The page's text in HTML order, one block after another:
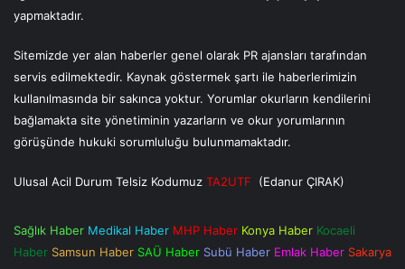
yapmaktadır.
Sitemizde yer alan haberler genel olarak PR ajansları tarafından
servis edilmektedir. Kaynak göstermek şartı ile haberlerimizin
kullanılmasında bir sakınca yoktur. Yorumlar okurların kendilerini
bağlamakta site yönetiminin yazarların ve okur yorumlarının
görüşünde hukuki sorumluluğu bulunmamaktadır.
Ulusal Acil Durum Telsiz Kodumuz TA2UTF (Edanur ÇIRAK)
Sağlık Haber Medikal Haber MHP Haber Konya Haber Kocaeli
Haber Samsun Haber SAÜ Haber Subü Haber Emlak Haber Sakarya